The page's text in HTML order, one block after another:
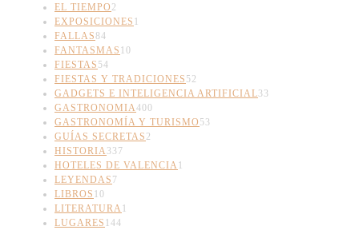
EL TIEMPO 2
EXPOSICIONES 1
FALLAS84
FANTASMAS 10
FIESTAS 54
FIESTAS Y TRADICIONES 52
GADGETS E INTELIGENCIA ARTIFICIAL33
GASTRONOMIA400
GASTRONOMÍA Y TURISMO 53
GUÍAS SECRETAS 2
HISTORIA337
HOTELES DE VALENCIA1
LEYENDAS 7
LIBROS 10
LITERATURA1
LUGARES 144